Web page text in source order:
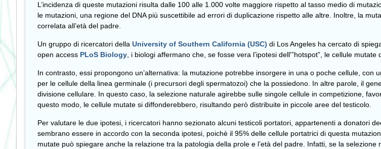
L’incidenza di queste mutazioni risulta dalle 100 alle 1.000 volte maggiore rispetto al tasso medio di
le mutazioni, una regione del DNA più suscettibile ad errori di duplicazione rispetto alle altre. Inoltre, la
correlata all’età del padre.
Un gruppo di ricercatori della University of Southern California (USC) di Los Angeles ha cercato di
open access PLoS Biology , i biologi affermano che, se fosse vera l’ipotesi dell'”hotspot”, le cellule
In contrasto, essi propongono un’alternativa: la mutazione potrebbe insorgere in una o poche cellule,
per le cellule della linea germinale (i precursori degli spermatozoi) che la possiedono. In altre parole, il
divisione cellulare. In questo caso, la selezione naturale agirebbe sulle singole cellule in competizione,
questo modo, le cellule mutate si diffonderebbero, risultando però distribuite in piccole aree del testicolo.
Per valutare le due ipotesi, i ricercatori hanno sezionato alcuni testicoli portatori, appartenenti a donatori
sembrano essere in accordo con la seconda ipotesi, poichè il 95% delle cellule portatrici di questa
mutate può spiegare anche la relazione tra la patologia della prole e l’età del padre. Infatti, se la